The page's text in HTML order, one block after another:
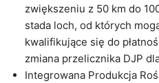
zwiększeniu z 50 km do
stada loch, od których
kwalifikujące się do
zmiana przelicznika DJP
Integrowana Produkcja